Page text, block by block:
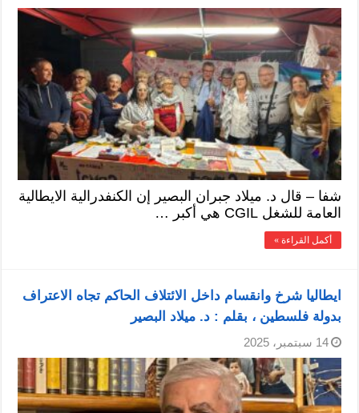
شفا – قال د. ميلاد جبران البصير إن الكنفدرالية الايطالية
العامة للشغل CGIL هي أكبر …
أكمل القراءة »
ايطاليا شرخ وانقسام داخل الائتلاف الحاكم تجاه الاعتراف
بدولة فلسطين ، بقلم : د. ميلاد البصير
14 سبتمبر، 2025